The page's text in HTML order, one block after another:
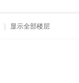
显示全部楼层